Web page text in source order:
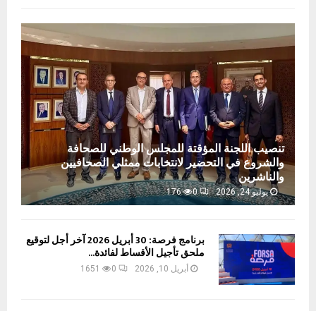
تنصيب اللجنة المؤقتة للمجلس الوطني للصحافة
والشروع في التحضير لانتخابات ممثلي الصحافيين
والناشرين
يوليو 24, 2026 0
176
برنامج فرصة: 30 أبريل 2026 آخر أجل لتوقيع
ملحق تأجيل الأقساط لفائدة...
أبريل 10, 2026 0
1651